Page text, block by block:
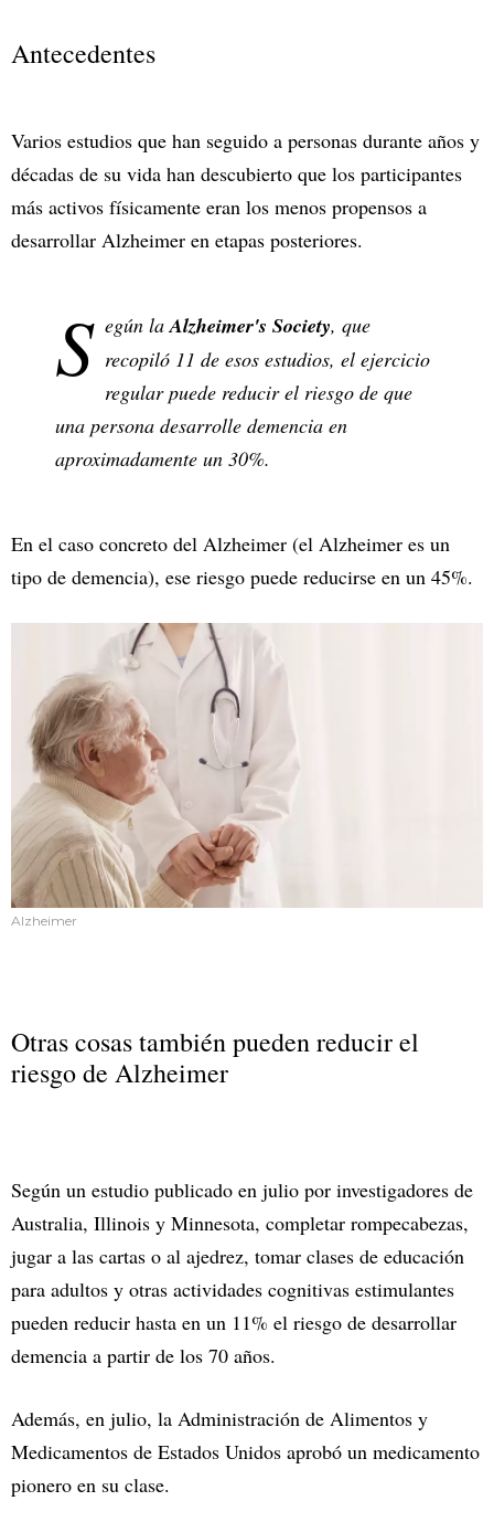
Antecedentes
Varios estudios que han seguido a personas durante años y
décadas de su vida han descubierto que los participantes
más activos físicamente eran los menos propensos a
desarrollar Alzheimer en etapas posteriores.
S egún laAlzheimer's Society, que
recopiló 11 de esos estudios, el ejercicio
regular puede reducir el riesgo de que
una persona desarrolle demencia en
aproximadamente un 30%.
En el caso concreto del Alzheimer (el Alzheimer es un
tipo de demencia), ese riesgo puede reducirse en un 45%.
Alzheimer
Otras cosas también pueden reducir el
riesgo de Alzheimer
Según un estudio publicado en julio por investigadores de
Australia, Illinois y Minnesota, completar rompecabezas,
jugar a las cartas o al ajedrez, tomar clases de educación
para adultos y otras actividades cognitivas estimulantes
pueden reducir hasta en un 11% el riesgo de desarrollar
demencia a partir de los 70 años.
Además, en julio, la Administración de Alimentos y
Medicamentos de Estados Unidos aprobó un medicamento
pionero en su clase.